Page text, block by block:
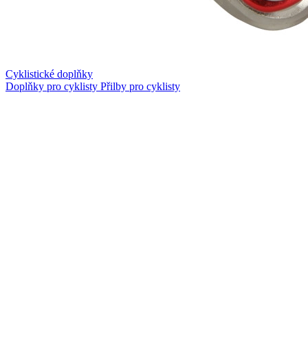
Cyklistické doplňky
Doplňky pro cyklisty Přilby pro cyklisty